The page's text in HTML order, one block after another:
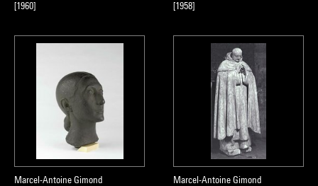
[1960]
[1958]
Marcel-Antoine Gimond
Marcel-Antoine Gimond